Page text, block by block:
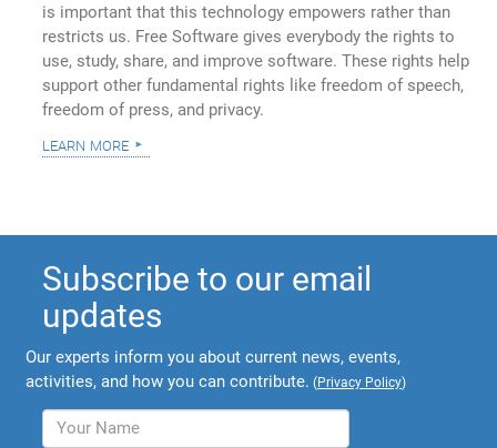
is important that this technology empowers rather than
restricts us. Free Software gives everybody the rights to
use, study, share, and improve software. These rights help
support other fundamental rights like freedom of speech,
freedom of press, and privacy.
learn more
Subscribe to our email
updates
Our experts inform you about current news, events,
activities, and how you can contribute. (Privacy Policy)